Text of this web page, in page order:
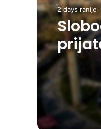
2 days ranije